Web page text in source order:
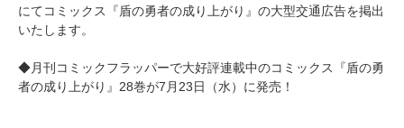
にてコミックス『盾の勇者の成り上がり』の大型交通広告を掲出
いたします。
◆月刊コミックフラッパーで大好評連載中のコミックス『盾の勇
者の成り上がり』28巻が7月23日（水）に発売！